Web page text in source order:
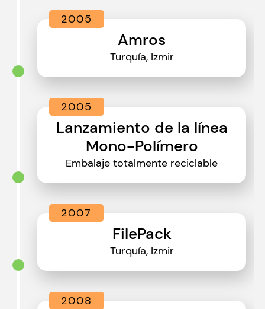
2005
Amros
Turquía, Izmir
2005
Lanzamiento de la línea
Mono-Polímero
Embalaje totalmente reciclable
2007
FilePack
Turquía, Izmir
2008